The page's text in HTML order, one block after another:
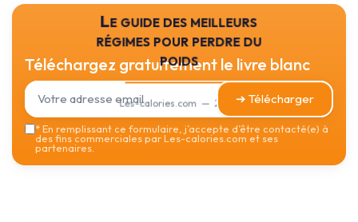
Le guide des meilleurs
régimes pour perdre du
poids
Les-calories.com — 2026
Téléchargez gratuitement le livre blanc
➔ Télécharger
*En remplissant ce formulaire, j’accepte d’être contacté(e) à
des fins commerciales par Les-calories.com et ses
partenaires.